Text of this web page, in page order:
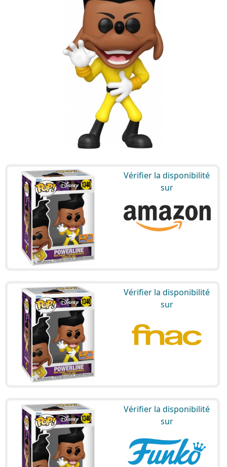
Vérifier la disponibilité
sur
Vérifier la disponibilité
sur
Vérifier la disponibilité
sur